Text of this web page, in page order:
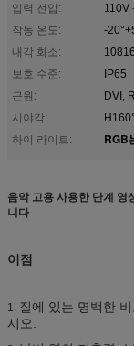
입력 전압:
110V
작동 온도:
-
내각 화소:
10816
보호 수준:
IP65
근원:
DVI,
시야각:
하이 라이트:
RGB
음악 고용 사용한 단계 영
니다
이점
1. 질에 있는 명백한
시오.